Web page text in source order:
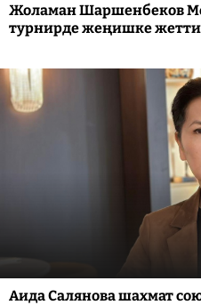
Жоламан Шаршенбеков
турнирде жеңишке жетти
Аида Салянова шахмат